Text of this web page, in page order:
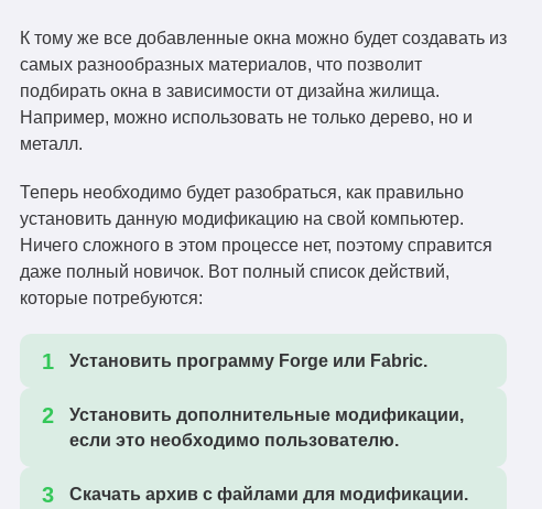
mc1.21.1fabric.jar
mcw-mcwwindows-2.4.2-
mc1.21fabric.jar
1.21 Скачать
mcw-mcwwindows-2.4.2-
mcw-mcwwindows-2.4.2-
mc1.20.4fabric.jar
1.20.4 Скачать
mcw-mcwwindows-2.4.2-
mc1.20.3fabric.jar
1.20.3 Скачать
mc1.20.2fabric.jar
mc1.20.1fabric.jar
1.20.1 Скачать
mc1.20fabric.jar
К тому же все добавленные окна можно будет создавать из
самых разнообразных материалов, что позволит
подбирать окна в зависимости от дизайна жилища.
Например, можно использовать не только дерево, но и
металл.
Теперь необходимо будет разобраться, как правильно
установить данную модификацию на свой компьютер.
Ничего сложного в этом процессе нет, поэтому справится
даже полный новичок. Вот полный список действий,
которые потребуются:
Установить программу Forge или Fabric.
Установить дополнительные модификации,
если это необходимо пользователю.
Скачать архив с файлами для модификации.